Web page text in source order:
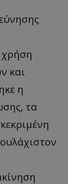
και
η
τα